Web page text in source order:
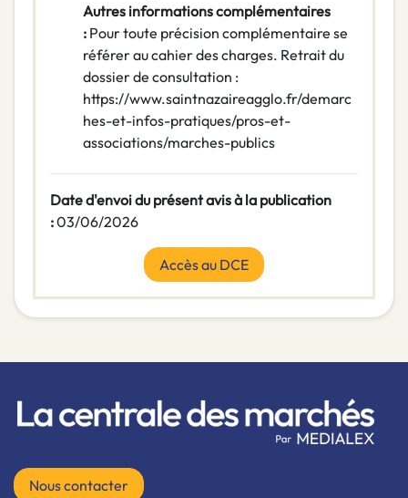
Autres informations complémentaires
: Pour toute précision complémentaire se
référer au cahier des charges. Retrait du
dossier de consultation :
https://www.saintnazaireagglo.fr/demarc
hes-et-infos-pratiques/pros-et-
associations/marches-publics
Date d'envoi du présent avis à la publication
:03/06/2026
Accès au DCE
Nous contacter